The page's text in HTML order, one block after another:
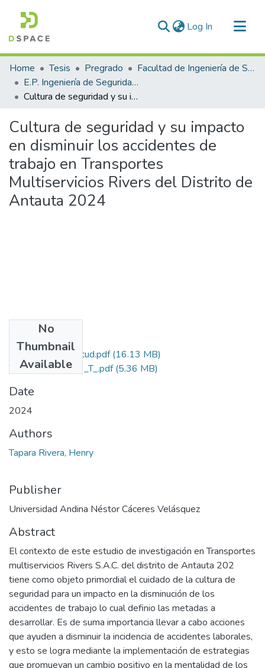
Log In (current)
Communities & Collections
All of DSpace
Statistics
Home Tesis Pregrado
Facultad de Ingeniería de Sistemas
E.P. Ingeniería de Seguridad y Gestión Minera
Cultura de seguridad y su impacto en disminuir los accidentes de trabajo en Transportes Multiservicios Rivers del Distrito de Antauta 2024
Cultura de seguridad y su impacto
en disminuir los accidentes de
trabajo en Transportes
Multiservicios Rivers del Distrito de
Antauta 2024
No
Thumbnail
Available
Grado de Similitud.pdf(16.13 MB)
T036_77498019_T_.pdf(5.36 MB)
Date
2024
Authors
Tapara Rivera, Henry
Publisher
Universidad Andina Néstor Cáceres Velásquez
Abstract
El contexto de este estudio de investigación en Transportes
multiservicios Rivers S.A.C. del distrito de Antauta 202
tiene como objeto primordial el cuidado de la cultura de
seguridad para un impacto en la disminución de los
accidentes de trabajo lo cual definio las metadas a
desarrollar. Es de suma importancia llevar a cabo acciones
que ayuden a disminuir la incidencia de accidentes laborales,
y esto se logra mediante la implementación de estrategias
que promuevan un cambio positivo en la mentalidad de los